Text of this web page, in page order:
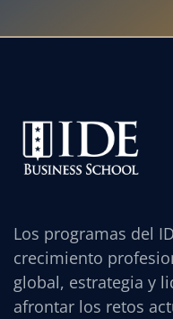
Los programas del
crecimiento
global, estrategia y
afrontar los retos